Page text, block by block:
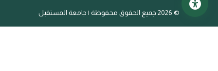
© 2026 جميع الحقوق محفوظة | جامعة المستقبل